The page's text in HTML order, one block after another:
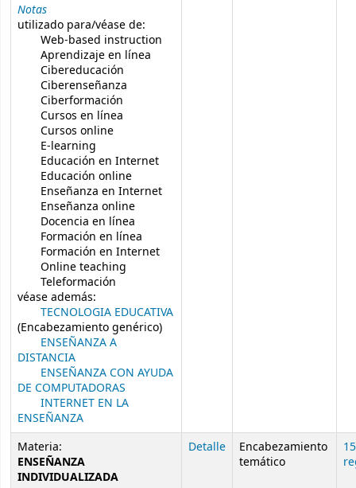
Notas
utilizado para/véase de:
Web-based instruction
Aprendizaje en línea
Cibereducación
Ciberenseñanza
Ciberformación
Cursos en línea
Cursos online
E-learning
Educación en Internet
Educación online
Enseñanza en Internet
Enseñanza online
Docencia en línea
Formación en línea
Formación en Internet
Online teaching
Teleformación
véase además:
TECNOLOGIA EDUCATIVA
(Encabezamiento genérico)
ENSEÑANZA A
DISTANCIA
ENSEÑANZA CON AYUDA
DE COMPUTADORAS
INTERNET EN LA
ENSEÑANZA
Materia:
ENSEÑANZA
INDIVIDUALIZADA
Detalle
Encabezamiento
temático
15